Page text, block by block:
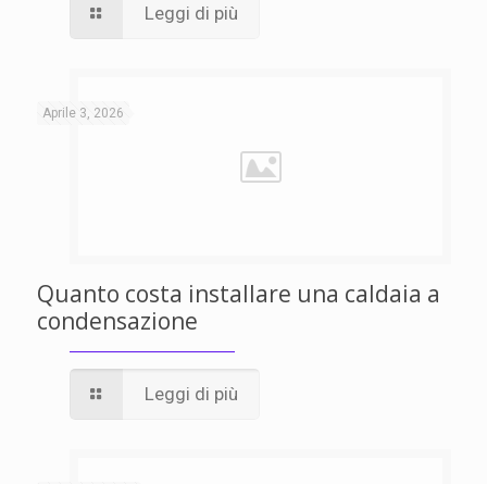
Leggi di più
Aprile 3, 2026
Quanto costa installare una caldaia a
condensazione
Leggi di più